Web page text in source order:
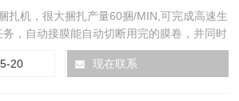
扎机，很大捆扎产量60捆/MIN,可完成高速生
，自动接膜能自动切断用完的膜卷，并同时
用完的膜卷尾部，形成完整的膜卷可实现不停
基于PC的智能操作系统可轻松实现对于后道
20 浏览次数：
现在联系